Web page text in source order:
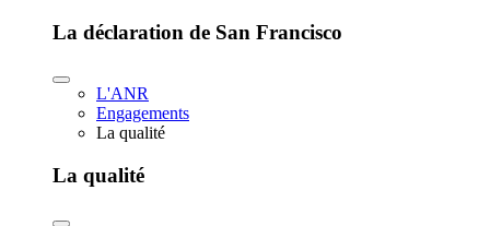
La déclaration de San Francisco
L'ANR
Engagements
La qualité
La qualité